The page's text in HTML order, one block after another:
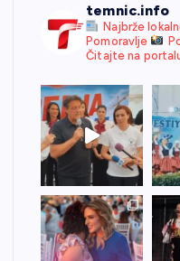
temnic.info
Najbrže
Pomoravlje
Čitajte na